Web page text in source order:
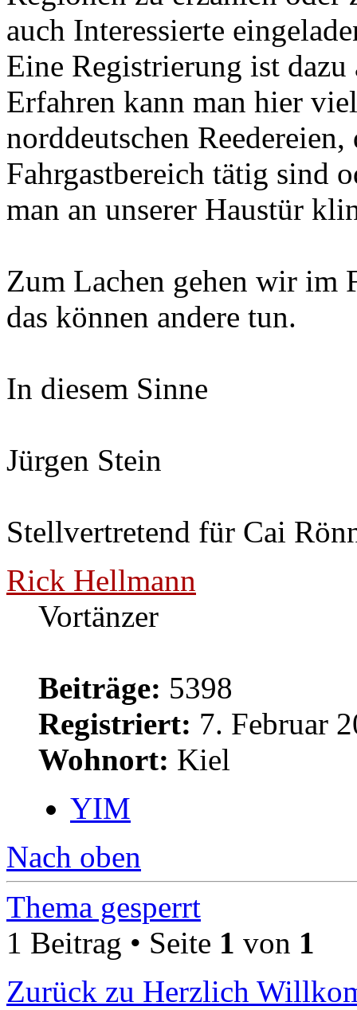
auch Interessierte
Eine Registrierung ist
Erfahren kann man hier
norddeutschen
Fahrgastbereich tätig sind
man an unserer Haustür
Zum Lachen gehen wir im
das können andere tun.
In diesem Sinne
Jürgen Stein
Stellvertretend für Cai
Rick Hellmann
Vortänzer
Beiträge: 5398
Registriert: 7. Februar
Wohnort: Kiel
YIM
Nach oben
Thema gesperrt
1 Beitrag • Seite 1 von 1
Zurück zu Herzlich